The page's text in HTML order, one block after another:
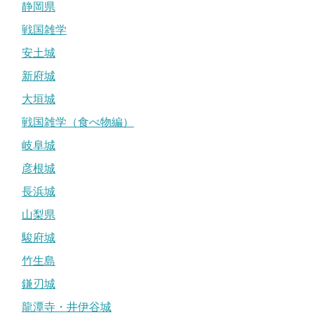
静岡県
戦国雑学
安土城
新府城
大垣城
戦国雑学（食べ物編）
岐阜城
彦根城
長浜城
山梨県
駿府城
竹生島
鎌刃城
龍潭寺・井伊谷城